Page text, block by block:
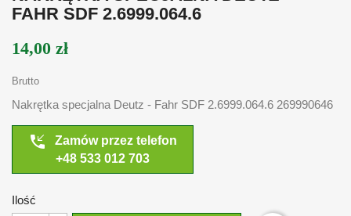
FAHR SDF 2.6999.064.6
14,00 zł
Brutto
Nakrętka specjalna Deutz - Fahr SDF 2.6999.064.6 269990646
phone_callback
Zamów przez telefon
+48 533 012 703
Ilość